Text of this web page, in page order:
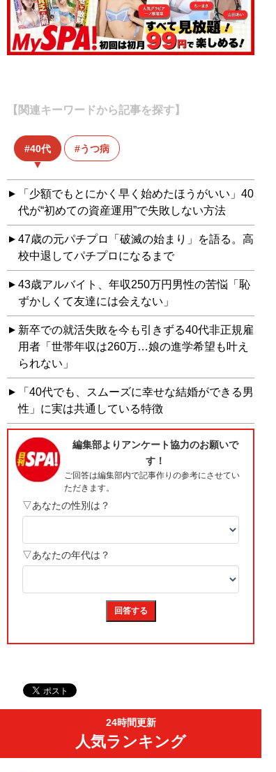
【関連キーワードから記事を探す】
40代 うつ病
「少額でもとにかく早く始めたほうがいい」40
代が“初めての資産運用”で失敗しない方法
47歳の元パチプロ「破滅の始まり」を語る。高
校中退してパチプロになるまで
43歳アルバイト、年収250万円男性の苦悩「恥
ずかしくて友達には会えない」
新卒での就活失敗を今も引きずる40代非正規雇
用者「世帯年収は260万…娘の進学希望も叶え
られない」
「40代でも、スムーズに幸せな結婚ができる男
性」に実は共通している特徴
24時間更新
人気ランキング